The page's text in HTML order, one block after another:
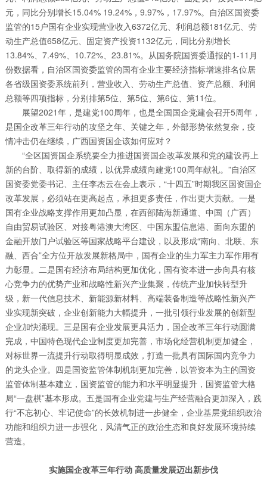
元，同比分别增长15.04% 19.24%，9.97%，17.97%。自治区国资委
监管的15户国有企业实现营业收入6372亿元、利润总额181亿元、劳
动生产总值658亿元、固定资产投资1132亿元，同比分别增长
13.84%、7.49%、10.72%、23.81%。从国务院国资委通报的1-11月
份数据看，自治区国资委监管的国有企业主要经济指标增速排名位居
各省级国资委系统前列，营业收入、劳动生产总值、资产总额、利润
总额等四项指标，分别排第5位、第5位、第6位、第11位。
展望2021年，是建党100周年，也是全国国企党建会召开5周年，
是国企改革三年行动的攻坚之年、关键之年，外部形势依然复杂，疫
情冲击仍在继续，广西国资国企该如何应对？
“全区国资国企系统要全力推进国资国企改革发展和党的建设再上
新的台阶、取得新的成绩，以优异成绩向建党100周年献礼。”自治区
国资委党委书记、主任李杰云在会上表示，“十四五”时期我区国资国企
改革发展，必须站在更高起点，承担更多责任，作出更大贡献。一是
国有企业战略支撑作用更加凸显，在西部陆海新通道、中国（广西）
自由贸易试验区、对接粤港澳大湾区、中国东盟信息港、面向东盟的
金融开放门户试验区等国家战略平台建设，以及形成“南向、北联、东
融、西合”全方位开放发展新格局中，国有企业的生力军主力军作用有
力彰显。二是国有经济布局结构更加优化，国有资本进一步向具有核
心竞争力的优势产业和战略性新兴产业集聚，传统产业加快转型升
级，新一代信息技术、新能源新材料、高端装备制造等战略性新兴产
业实现新突破，企业创新能力大幅提升，一批引领行业发展的创新型
企业加快涌现。三是国有企业发展更具活力，国企改革三年行动圆满
完成，中国特色现代企业制度更加完善，市场化经营机制更加健全，
对标世界一流提升行动取得明显成效，打造一批具有国际国内竞争力
的龙头企业。四是国资监管体制机制更加完善，以管资本为主的国资
监管体制基本建立，国资监管的能力和水平明显提升，国资监管大格
局“一盘棋”基本形成。五是国有企业党建与生产经营融合更加深入，践
行“不忘初心、牢记使命”的长效机制进一步健全，企业基层党组织政治
功能和组织力进一步强化，风清气正的政治生态和良好发展环境持续
营造。
实施国企改革三年行动 高质量发展迈出新步伐